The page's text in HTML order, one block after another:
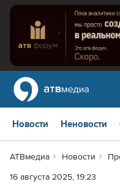
Новости Неновости
АТВмедиа Новости
16 августа 2025, 19:23